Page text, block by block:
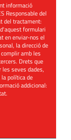
informació
Responsable del
del tractament:
formulari
en enviar-nos el
la direcció de
amb les
Drets que
seves dades,
política de
addicional:
.